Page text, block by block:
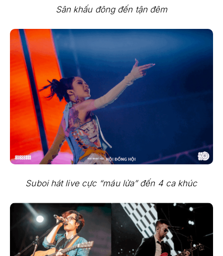
Sân khấu đông đến tận đêm
Suboi hát live cực “máu lửa” đến 4 ca khúc